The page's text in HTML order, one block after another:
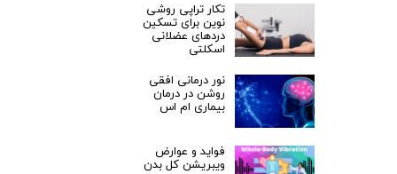
تکار تراپی روشی
نوین برای تسکین
دردهای عضلانی
اسکلتی
نور درمانی افقی
روشن در درمان
بیماری ام اس
فواید و عوارض
ویبریشن کل بدن